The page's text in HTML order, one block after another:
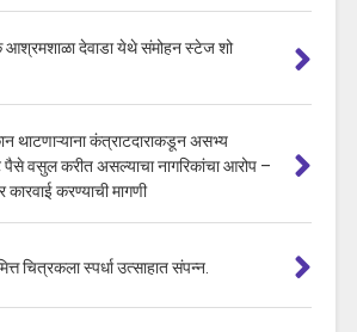
आश्रमशाळा देवाडा येथे संमोहन स्टेज शो
थाटणाऱ्याना कंत्राटदाराकडून असभ्य
पैसे वसुल करीत असल्याचा नागरिकांचा आरोप –
कारवाई करण्याची मागणी
चित्रकला स्पर्धा उत्साहात संपन्न.